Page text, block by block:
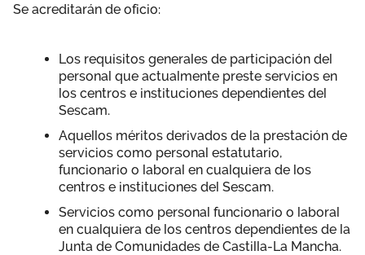
Se acreditarán de oficio:
Los requisitos generales de participación del
personal que actualmente preste servicios en
los centros e instituciones dependientes del
Sescam.
Aquellos méritos derivados de la prestación de
servicios como personal estatutario,
funcionario o laboral en cualquiera de los
centros e instituciones del Sescam.
Servicios como personal funcionario o laboral
en cualquiera de los centros dependientes de la
Junta de Comunidades de Castilla-La Mancha.